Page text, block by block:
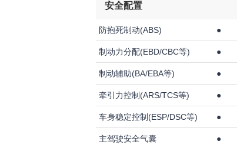
安全配置
防抱死制动(ABS) ●
制动力分配(EBD/CBC等) ●
制动辅助(BA/EBA等) ●
牵引力控制(ARS/TCS等) ●
车身稳定控制(ESP/DSC等) ●
主驾驶安全气囊 ●